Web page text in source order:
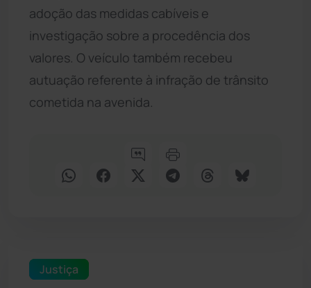
adoção das medidas cabíveis e
investigação sobre a procedência dos
valores. O veículo também recebeu
autuação referente à infração de trânsito
cometida na avenida.
Justiça